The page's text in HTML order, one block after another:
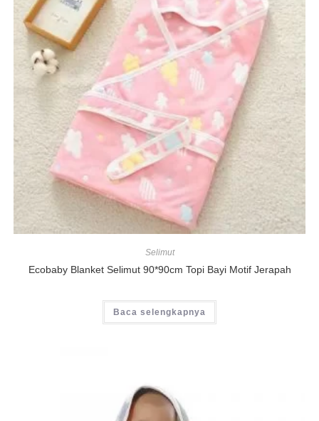
Selimut
Ecobaby Blanket Selimut 90*90cm Topi Bayi Motif Jerapah
Baca selengkapnya